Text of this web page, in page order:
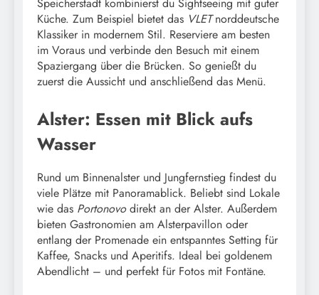
Küche. Zum Beispiel bietet das VLETnorddeutsche
Klassiker in modernem Stil. Reserviere am besten
im Voraus und verbinde den Besuch mit einem
Spaziergang über die Brücken. So genießt du
zuerst die Aussicht und anschließend das Menü.
Alster: Essen mit Blick aufs
Wasser
Rund um Binnenalster und Jungfernstieg findest du
viele Plätze mit Panoramablick. Beliebt sind Lokale
wie das Portonovodirekt an der Alster. Außerdem
bieten Gastronomien am Alsterpavillon oder
entlang der Promenade ein entspanntes Setting für
Kaffee, Snacks und Aperitifs. Ideal bei goldenem
Abendlicht – und perfekt für Fotos mit Fontäne.